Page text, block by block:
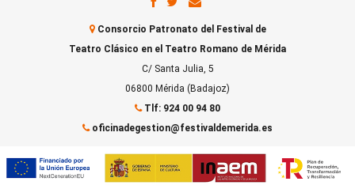
Consorcio Patronato del Festival de
Teatro Clásico en el Teatro Romano de Mérida
C/ Santa Julia, 5
06800 Mérida (Badajoz)
Tlf: 924 00 94 80
oficinadegestion@festivaldemerida.es